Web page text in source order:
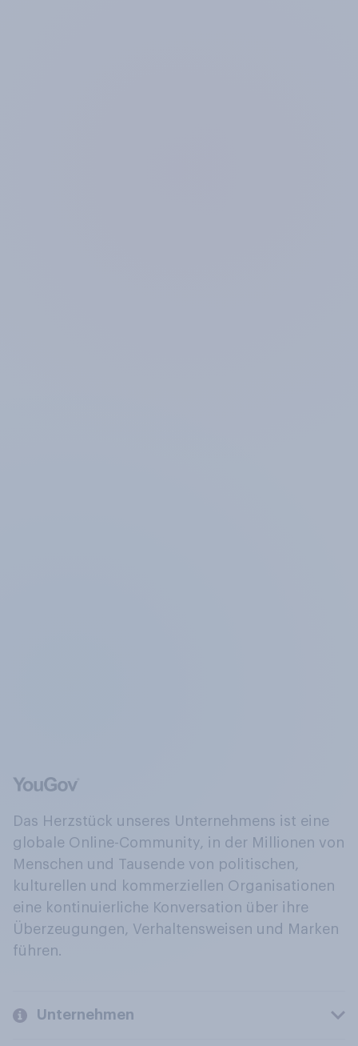
Das Herzstück unseres Unternehmens ist eine
globale Online-Community, in der Millionen von
Menschen und Tausende von politischen,
kulturellen und kommerziellen Organisationen
eine kontinuierliche Konversation über ihre
Überzeugungen, Verhaltensweisen und Marken
führen.
Unternehmen